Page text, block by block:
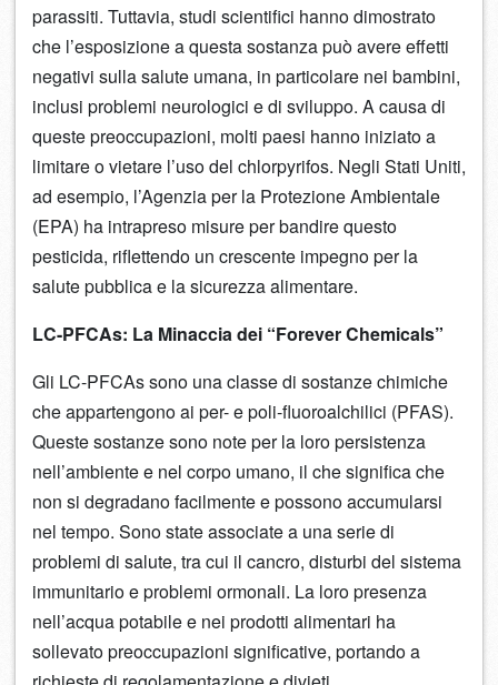
parassiti. Tuttavia, studi scientifici hanno dimostrato
che l’esposizione a questa sostanza può avere effetti
negativi sulla salute umana, in particolare nei bambini,
inclusi problemi neurologici e di sviluppo. A causa di
queste preoccupazioni, molti paesi hanno iniziato a
limitare o vietare l’uso del chlorpyrifos. Negli Stati Uniti,
ad esempio, l’Agenzia per la Protezione Ambientale
(EPA) ha intrapreso misure per bandire questo
pesticida, riflettendo un crescente impegno per la
salute pubblica e la sicurezza alimentare.
LC-PFCAs: La Minaccia dei “Forever Chemicals”
Gli LC-PFCAs sono una classe di sostanze chimiche
che appartengono ai per- e poli-fluoroalchilici (PFAS).
Queste sostanze sono note per la loro persistenza
nell’ambiente e nel corpo umano, il che significa che
non si degradano facilmente e possono accumularsi
nel tempo. Sono state associate a una serie di
problemi di salute, tra cui il cancro, disturbi del sistema
immunitario e problemi ormonali. La loro presenza
nell’acqua potabile e nei prodotti alimentari ha
sollevato preoccupazioni significative, portando a